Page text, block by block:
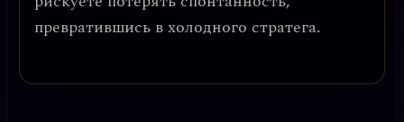
превратившись в холодного стратега.